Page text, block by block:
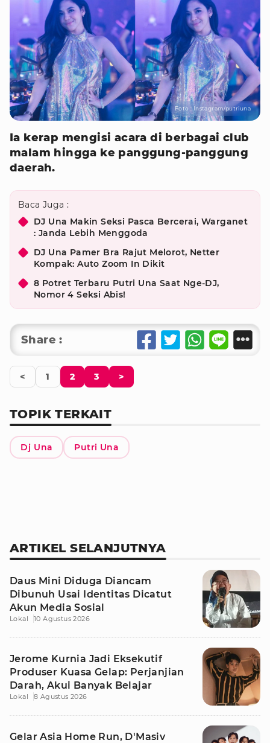
Foto : Instagram/putriuna
Ia kerap mengisi acara di berbagai club
malam hingga ke panggung-panggung
daerah.
Baca Juga :
DJ Una Makin Seksi Pasca Bercerai, Warganet
: Janda Lebih Menggoda
DJ Una Pamer Bra Rajut Melorot, Netter
Kompak: Auto Zoom In Dikit
8 Potret Terbaru Putri Una Saat Nge-DJ,
Nomor 4 Seksi Abis!
Share :
< 1 2 3 >
TOPIK TERKAIT
Dj Una Putri Una
ARTIKEL SELANJUTNYA
Daus Mini Diduga Diancam
Dibunuh Usai Identitas Dicatut
Akun Media Sosial
Lokal 10 Agustus 2026
Jerome Kurnia Jadi Eksekutif
Produser Kuasa Gelap: Perjanjian
Darah, Akui Banyak Belajar
Lokal 8 Agustus 2026
Gelar Asia Home Run, D'Masiv